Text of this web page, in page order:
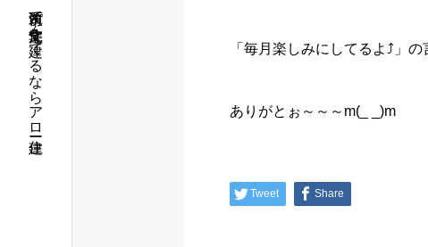
筑西市で注文住宅を建てるならアロー住建 「毎月楽しみにしてるよ⤴️」
ありがとぉ～～～m(_ _)m
Tweet Share